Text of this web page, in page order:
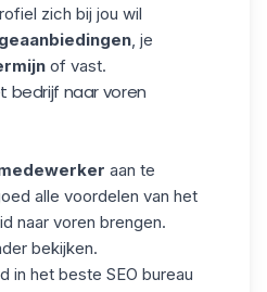
zich bij jou wil
, je
of vast.
bedrijf naar voren
aan te
alle voordelen van het
naar voren brengen.
bekijken.
in het beste SEO bureau